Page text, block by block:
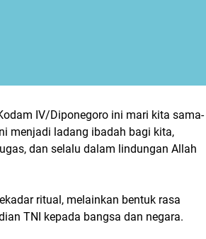
IV/Diponegoro ini mari kita sama-
menjadi ladang ibadah bagi kita,
dan selalu dalam lindungan Allah
ritual, melainkan bentuk rasa
TNI kepada bangsa dan negara.